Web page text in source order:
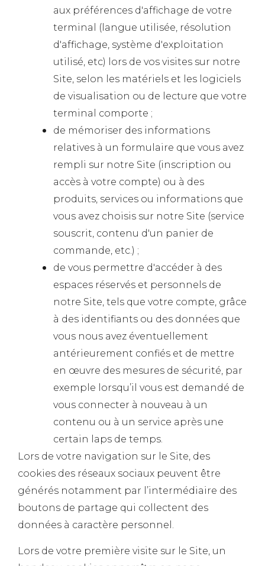
aux préférences d'affichage de votre
terminal (langue utilisée, résolution
d'affichage, système d'exploitation
utilisé, etc) lors de vos visites sur notre
Site, selon les matériels et les logiciels
de visualisation ou de lecture que votre
terminal comporte ;
de mémoriser des informations
relatives à un formulaire que vous avez
rempli sur notre Site (inscription ou
accès à votre compte) ou à des
produits, services ou informations que
vous avez choisis sur notre Site (service
souscrit, contenu d'un panier de
commande, etc.) ;
de vous permettre d'accéder à des
espaces réservés et personnels de
notre Site, tels que votre compte, grâce
à des identifiants ou des données que
vous nous avez éventuellement
antérieurement confiés et de mettre
en œuvre des mesures de sécurité, par
exemple lorsqu’il vous est demandé de
vous connecter à nouveau à un
contenu ou à un service après une
certain laps de temps.
Lors de votre navigation sur le Site, des
cookies des réseaux sociaux peuvent être
générés notamment par l’intermédiaire des
boutons de partage qui collectent des
données à caractère personnel.
Lors de votre première visite sur le Site, un